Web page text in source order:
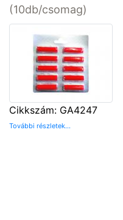
(10db/csomag)
Cikkszám: GA4247
További részletek...